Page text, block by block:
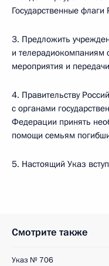
Государственные
3. Предложить
и телерадиокомпаниям
мероприятия и
4. Правительству
с органами
Федерации принять
помощи семьям
5. Настоящий Указ
Смотрите также
Указ № 706